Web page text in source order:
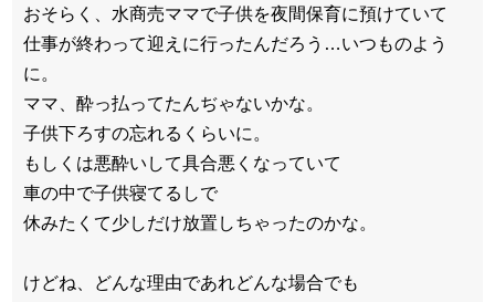
おそらく、水商売ママで子供を夜間保育に預けていて
仕事が終わって迎えに行ったんだろう…いつものよう
に。
ママ、酔っ払ってたんぢゃないかな。
子供下ろすの忘れるくらいに。
もしくは悪酔いして具合悪くなっていて
車の中で子供寝てるしで
休みたくて少しだけ放置しちゃったのかな。
けどね、どんな理由であれどんな場合でも